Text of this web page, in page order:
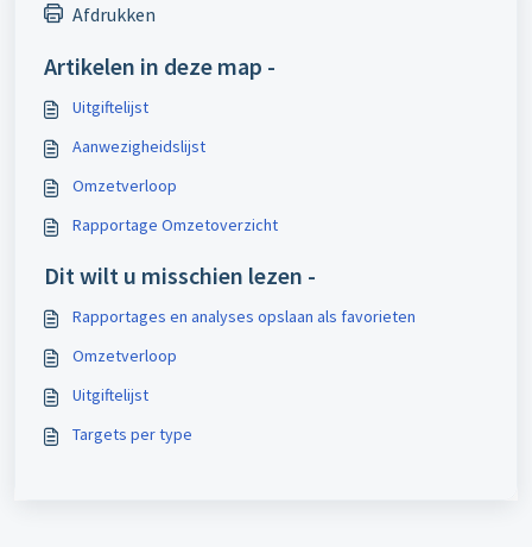
Afdrukken
Artikelen in deze map -
Uitgiftelijst
Aanwezigheidslijst
Omzetverloop
Rapportage Omzetoverzicht
Dit wilt u misschien lezen -
Rapportages en analyses opslaan als favorieten
Omzetverloop
Uitgiftelijst
Targets per type